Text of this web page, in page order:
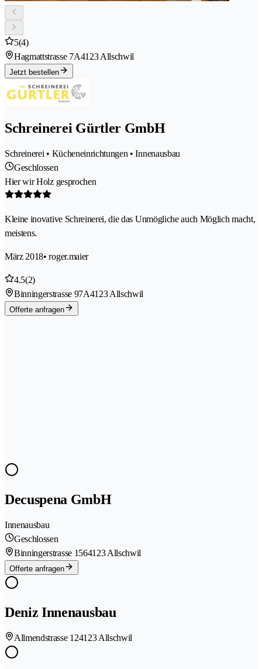
5(4)
Hagmattstrasse 7A4123 Allschwil
Jetzt bestellen
Schreinerei Gürtler GmbH
Schreinerei • Kücheneinrichtungen • Innenausbau
Geschlossen
Hier wir Holz gesprochen
Kleine inovative Schreinerei, die das Unmögliche auch Möglich macht,
meistens.
März 2018• roger.maier
4.5(2)
Binningerstrasse 97A4123 Allschwil
Offerte anfragen
Decuspena GmbH
Innenausbau
Geschlossen
Binningerstrasse 1564123 Allschwil
Offerte anfragen
Deniz Innenausbau
Allmendstrasse 124123 Allschwil